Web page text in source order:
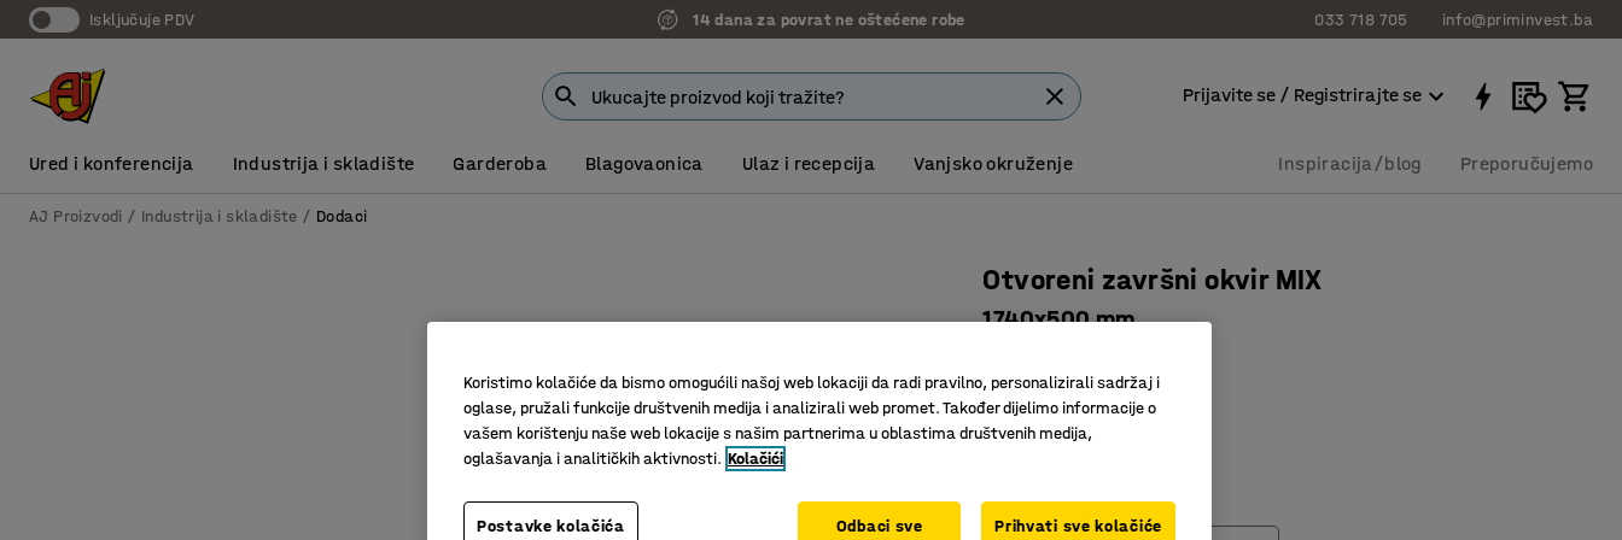
Isključuje PDV 14 dana za povrat ne oštećene robe 033 718 705 info@priminvest.ba
Prijavite se / Registrirajte se
Ured i konferencija Industrija i skladište Garderoba Blagovaonica Ulaz i recepcija Vanjsko okruženje Inspiracija/blog Preporučujemo
AJ Proizvodi Industrija i skladište Dodaci
Otvoreni završni okvir MIX
1740x500 mm
Nekoliko visina
Za regal MIX
Dubina (mm)
Koristimo kolačiće da bismo omogućili našoj web lokaciji da radi pravilno, personalizirali sadržaj i
oglase, pružali funkcije društvenih medija i analizirali web promet. Također dijelimo informacije o
vašem korištenju naše web lokacije s našim partnerima u oblastima društvenih medija,
oglašavanja i analitičkih aktivnosti. Kolačići
Postavke kolačića Odbaci sve Prihvati sve kolačiće